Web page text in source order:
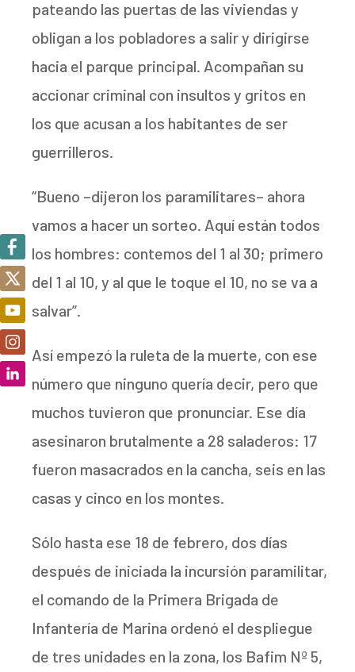
pateando las puertas de las viviendas y
obligan a los pobladores a salir y dirigirse
hacia el parque principal. Acompañan su
accionar criminal con insultos y gritos en
los que acusan a los habitantes de ser
guerrilleros.
“Bueno –dijeron los paramilitares– ahora
vamos a hacer un sorteo. Aquí están todos
los hombres: contemos del 1 al 30; primero
del 1 al 10, y al que le toque el 10, no se va a
salvar”.
Así empezó la ruleta de la muerte, con ese
número que ninguno quería decir, pero que
muchos tuvieron que pronunciar. Ese día
asesinaron brutalmente a 28 saladeros: 17
fueron masacrados en la cancha, seis en las
casas y cinco en los montes.
Sólo hasta ese 18 de febrero, dos días
después de iniciada la incursión paramilitar,
el comando de la Primera Brigada de
Infantería de Marina ordenó el despliegue
de tres unidades en la zona, los Bafim Nº 5,